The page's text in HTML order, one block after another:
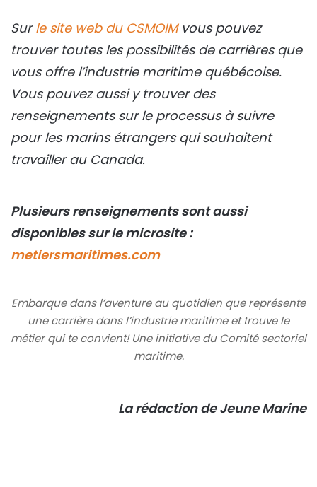
Surle site web du CSMOIMvous pouvez
trouver toutes les possibilités de carrières que
vous offre l’industrie maritime québécoise.
Vous pouvez aussi y trouver des
renseignements sur le processus à suivre
pour les marins étrangers qui souhaitent
travailler au Canada.
Plusieurs renseignements sont aussi
disponibles sur le microsite :
metiersmaritimes.com
Embarque dans l’aventure au quotidien que représente
une carrière dans l’industrie maritime et trouve le
métier qui te convient! Une initiative du Comité sectoriel
maritime.
La rédaction de Jeune Marine